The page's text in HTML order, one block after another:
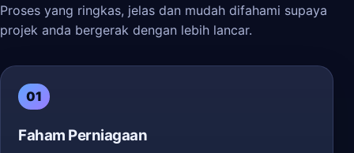
Proses yang ringkas, jelas dan mudah difahami supaya
projek anda bergerak dengan lebih lancar.
01
Faham Perniagaan